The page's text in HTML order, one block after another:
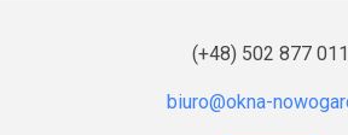
(+48) 502 877 011